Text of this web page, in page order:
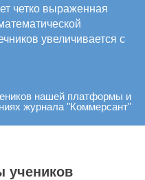
четко выраженная
увеличивается с
нашей платформы и
журнала "Коммерсант"
учеников